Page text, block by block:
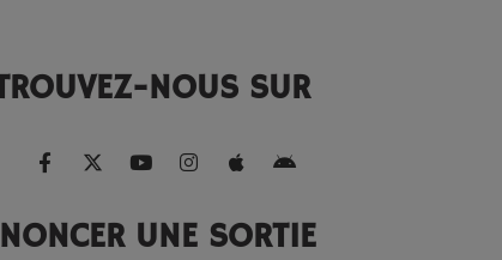
NOUS SUR
UNE SORTIE